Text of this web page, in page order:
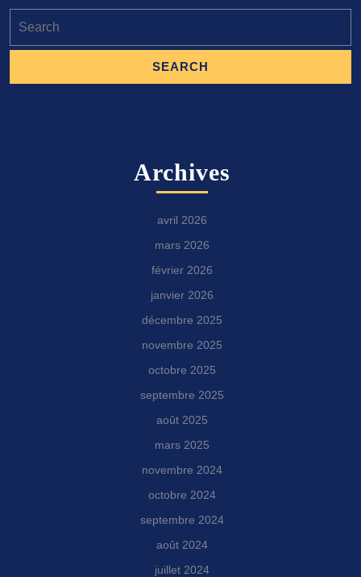
for:
Archives
avril 2026
mars 2026
février 2026
janvier 2026
décembre 2025
novembre 2025
octobre 2025
septembre 2025
août 2025
mars 2025
novembre 2024
octobre 2024
septembre 2024
août 2024
juillet 2024